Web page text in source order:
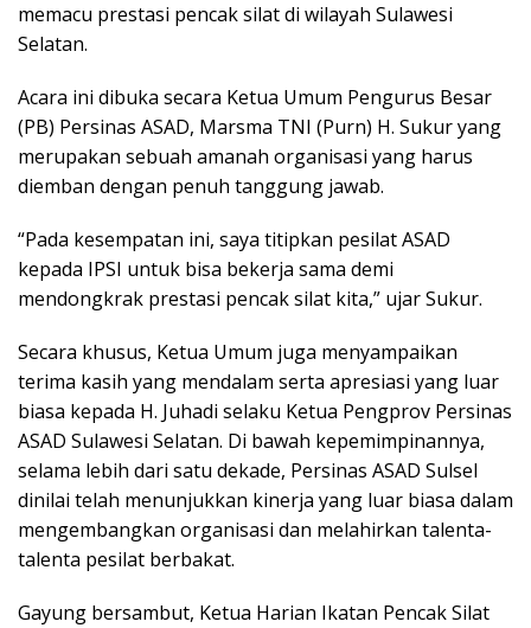
memacu prestasi pencak silat di wilayah Sulawesi
Selatan.
Acara ini dibuka secara Ketua Umum Pengurus Besar
(PB) Persinas ASAD, Marsma TNI (Purn) H. Sukur yang
merupakan sebuah amanah organisasi yang harus
diemban dengan penuh tanggung jawab.
“Pada kesempatan ini, saya titipkan pesilat ASAD
kepada IPSI untuk bisa bekerja sama demi
mendongkrak prestasi pencak silat kita,” ujar Sukur.
Secara khusus, Ketua Umum juga menyampaikan
terima kasih yang mendalam serta apresiasi yang luar
biasa kepada H. Juhadi selaku Ketua Pengprov Persinas
ASAD Sulawesi Selatan. Di bawah kepemimpinannya,
selama lebih dari satu dekade, Persinas ASAD Sulsel
dinilai telah menunjukkan kinerja yang luar biasa dalam
mengembangkan organisasi dan melahirkan talenta-
talenta pesilat berbakat.
Gayung bersambut, Ketua Harian Ikatan Pencak Silat